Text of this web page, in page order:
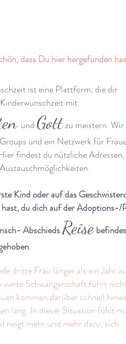
dass Du hier hergefunden
ist eine Plattform, die dir
Kinderwunschzeit mit
undGottzu meistern. Wir
und ein Netzwerk für
findest du nützliche Adressen,
Kind oder auf das
du dich auf der Adoptions-/
AbschiedsReise
.
dritte Frau länger als ein Jahr
vierte Schwangerschaft führt
kommen darüber schnell
lang. In dieser Situation fühlt
neigt mehr und mehr dazu, sich